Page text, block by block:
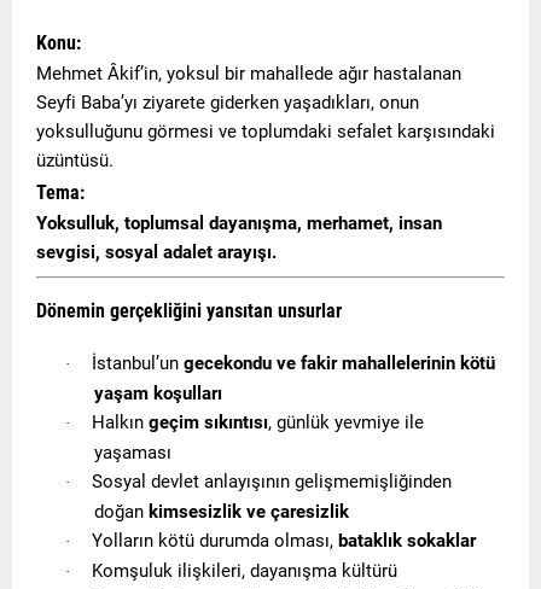
Konu:
Mehmet Âkif’in, yoksul bir mahallede ağır hastalanan
Seyfi Baba’yı ziyarete giderken yaşadıkları, onun
yoksulluğunu görmesi ve toplumdaki sefalet karşısındaki
üzüntüsü.
Tema:
Yoksulluk, toplumsal dayanışma, merhamet, insan
sevgisi, sosyal adalet arayışı.
Dönemin gerçekliğini yansıtan unsurlar
· İstanbul’un gecekondu ve fakir mahallelerinin kötü
yaşam koşulları
· Halkın geçim sıkıntısı, günlük yevmiye ile
yaşaması
·
Sosyal devlet anlayışının gelişmemişliğinden
doğan kimsesizlik ve çaresizlik
· Yolların kötü durumda olması, bataklık sokaklar
· Komşuluk ilişkileri, dayanışma kültürü